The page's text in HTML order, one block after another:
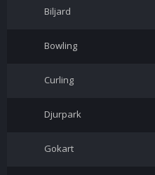
Biljard
Bowling
Curling
Djurpark
Gokart